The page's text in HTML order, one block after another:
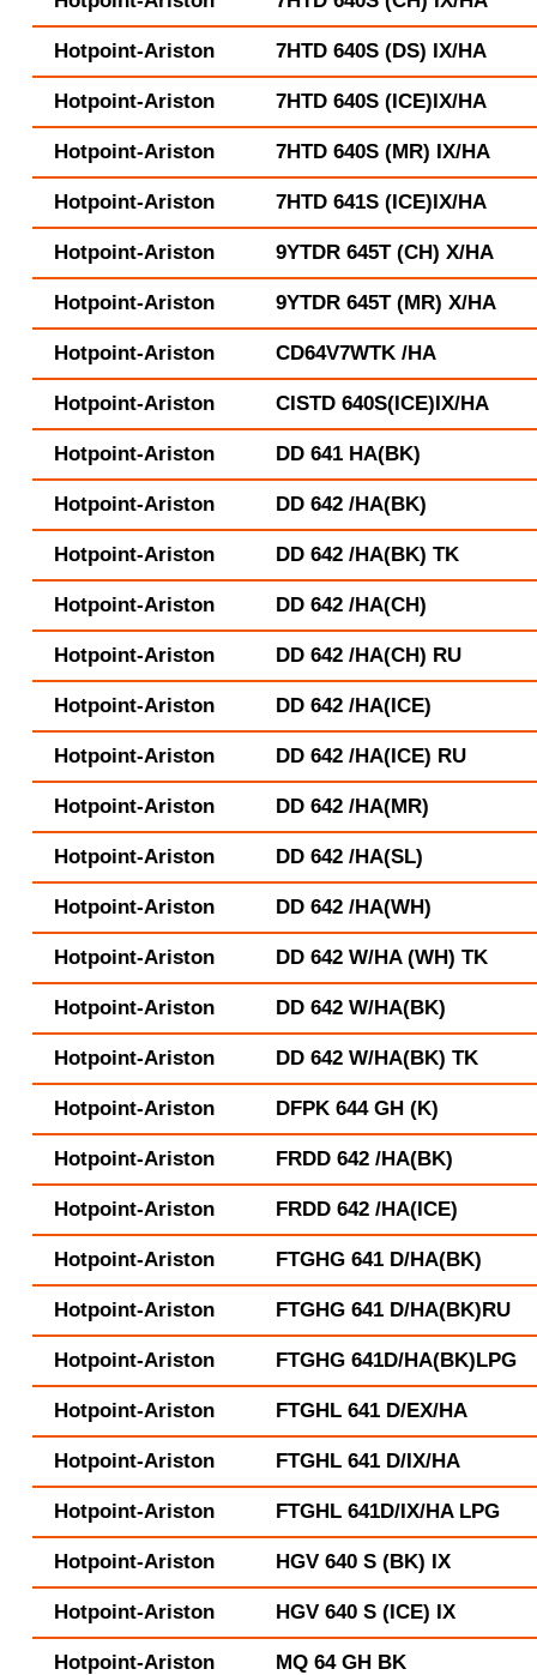
Hotpoint-Ariston 7HTD 640S (DS) IX/HA
Hotpoint-Ariston 7HTD 640S (ICE)IX/HA
Hotpoint-Ariston 7HTD 640S (MR) IX/HA
Hotpoint-Ariston 7HTD 641S (ICE)IX/HA
Hotpoint-Ariston 9YTDR 645T (CH) X/HA
Hotpoint-Ariston 9YTDR 645T (MR) X/HA
Hotpoint-Ariston CD64V7WTK /HA
Hotpoint-Ariston CISTD 640S(ICE)IX/HA
Hotpoint-Ariston DD 641 HA(BK)
Hotpoint-Ariston DD 642 /HA(BK)
Hotpoint-Ariston DD 642 /HA(BK) TK
Hotpoint-Ariston DD 642 /HA(CH)
Hotpoint-Ariston DD 642 /HA(CH) RU
Hotpoint-Ariston DD 642 /HA(ICE)
Hotpoint-Ariston DD 642 /HA(ICE) RU
Hotpoint-Ariston DD 642 /HA(MR)
Hotpoint-Ariston DD 642 /HA(SL)
Hotpoint-Ariston DD 642 /HA(WH)
Hotpoint-Ariston DD 642 W/HA (WH) TK
Hotpoint-Ariston DD 642 W/HA(BK)
Hotpoint-Ariston DD 642 W/HA(BK) TK
Hotpoint-Ariston DFPK 644 GH (K)
Hotpoint-Ariston FRDD 642 /HA(BK)
Hotpoint-Ariston FRDD 642 /HA(ICE)
Hotpoint-Ariston FTGHG 641 D/HA(BK)
Hotpoint-Ariston FTGHG 641 D/HA(BK)RU
Hotpoint-Ariston FTGHG 641D/HA(BK)LPG
Hotpoint-Ariston FTGHL 641 D/EX/HA
Hotpoint-Ariston FTGHL 641 D/IX/HA
Hotpoint-Ariston FTGHL 641D/IX/HA LPG
Hotpoint-Ariston HGV 640 S (BK) IX
Hotpoint-Ariston HGV 640 S (ICE) IX
Hotpoint-Ariston MQ 64 GH BK